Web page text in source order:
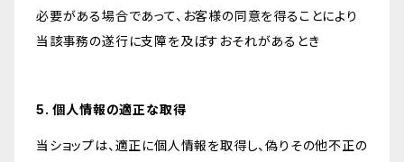
必要がある場合であって、お客様の同意を得ることにより
当該事務の遂行に支障を及ぼすおそれがあるとき
5. 個人情報の適正な取得
当ショップは、適正に個人情報を取得し、偽りその他不正の